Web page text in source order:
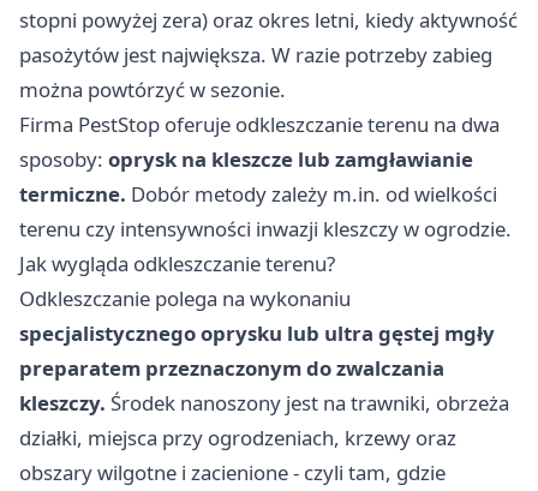
stopni powyżej zera) oraz okres letni, kiedy aktywność
pasożytów jest największa. W razie potrzeby zabieg
można powtórzyć w sezonie.
Firma PestStop oferuje odkleszczanie terenu na dwa
sposoby: oprysk na kleszcze lub zamgławianie
termiczne. Dobór metody zależy m.in. od wielkości
terenu czy intensywności inwazji kleszczy w ogrodzie.
Jak wygląda odkleszczanie terenu?
Odkleszczanie polega na wykonaniu
specjalistycznego oprysku lub ultra gęstej mgły
preparatem przeznaczonym do zwalczania
kleszczy. Środek nanoszony jest na trawniki, obrzeża
działki, miejsca przy ogrodzeniach, krzewy oraz
obszary wilgotne i zacienione - czyli tam, gdzie